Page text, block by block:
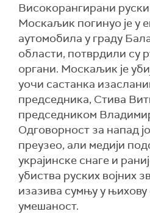
Високорангирани
Москаљик погинуо је у
аутомобила у граду
области, потврдили су
органи. Москаљик је
уочи састанка
председника, Стива
председником
Одговорност за напад
преузео, али медији
украјинске снаге и
убиства руских војних
изазива сумњу у њихову
умешаност.